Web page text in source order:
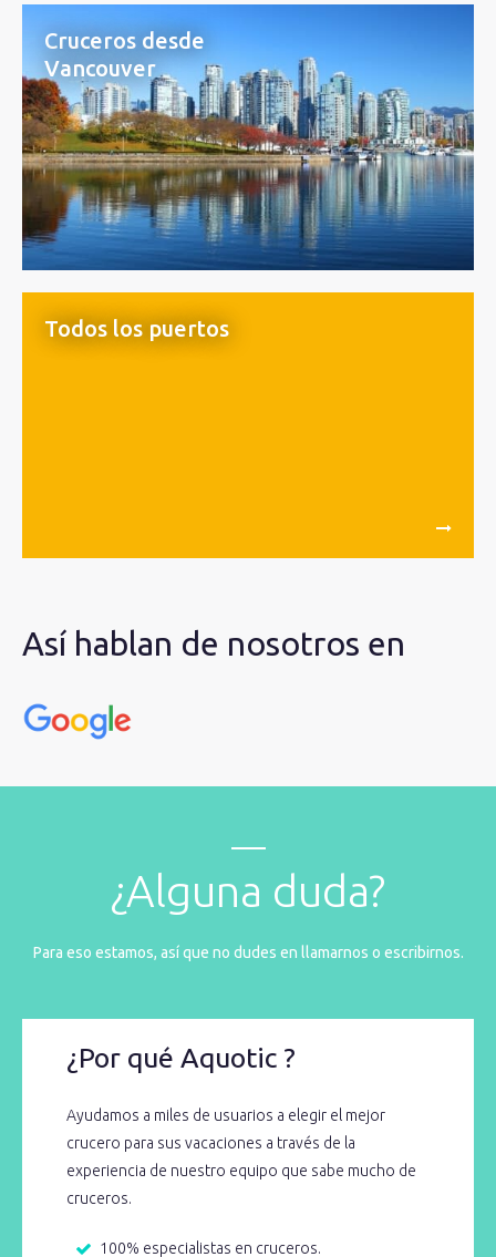
Cruceros desde
Vancouver
Todos los puertos
Así hablan de nosotros en
¿Alguna duda?
Para eso estamos, así que no dudes en llamarnos o escribirnos.
¿Por qué Aquotic ?
Ayudamos a miles de usuarios a elegir el mejor
crucero para sus vacaciones a través de la
experiencia de nuestro equipo que sabe mucho de
cruceros.
100% especialistas en cruceros.